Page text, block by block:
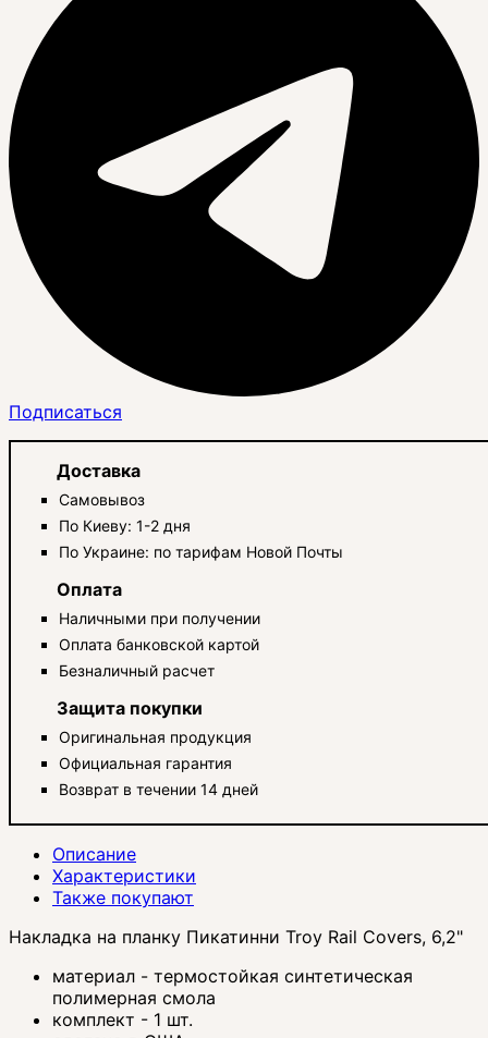
Подписаться
Доставка
Самовывоз
По Киеву: 1-2 дня
По Украине: по тарифам Новой Почты
Оплата
Наличными при получении
Оплата банковской картой
Безналичный расчет
Защита покупки
Оригинальная продукция
Официальная гарантия
Возврат в течении 14 дней
Описание
Характеристики
Также покупают
Накладка на планку Пикатинни Troy Rail Covers, 6,2"
материал - термостойкая синтетическая
полимерная смола
комплект - 1 шт.